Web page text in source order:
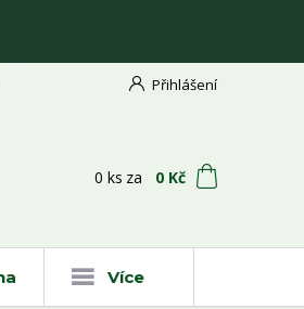
Přihlášení
0 ks za 0 Kč
Více